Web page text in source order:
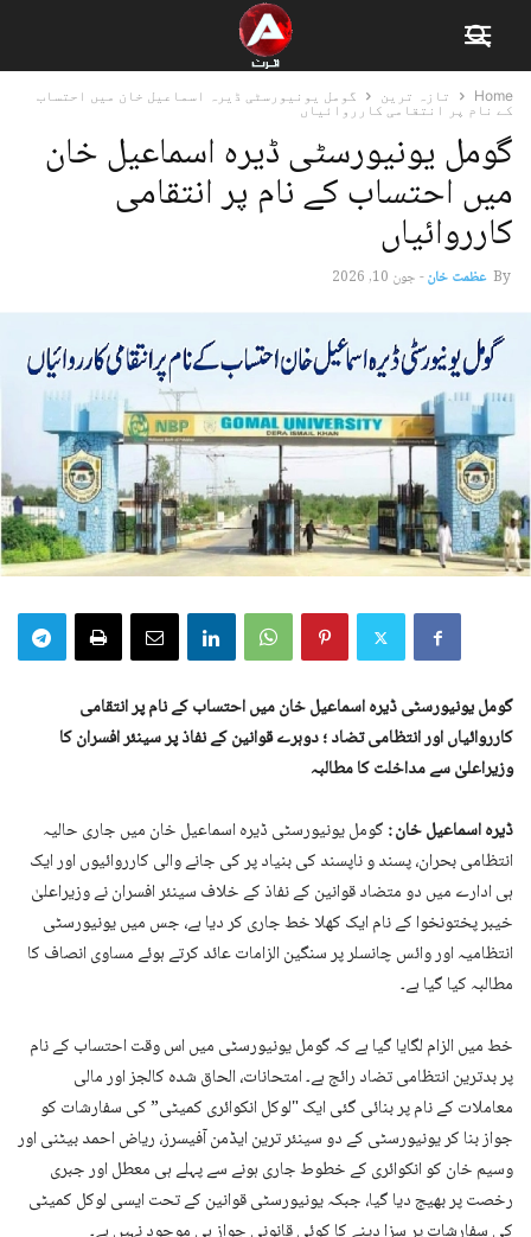
Home تازہ ترین
گومل یونیورسٹی ڈیرہ اسماعیل خان میں احتساب
کے نام پر انتقامی کارروائیاں
گومل یونیورسٹی ڈیرہ اسماعیل خان
میں احتساب کے نام پر انتقامی
کارروائیاں
By عظمت خان-جون 10, 2026
گومل یونیورسٹی ڈیرہ اسماعیل خان میں احتساب کے نام پر انتقامی
کارروائیاں اور انتظامی تضاد ؛ دوہرے قوانین کے نفاذ پر سینئر افسران کا
وزیراعلیٰ سے مداخلت کا مطالبہ
ڈیرہ اسماعیل خان :گومل یونیورسٹی ڈیرہ اسماعیل خان میں جاری حالیہ
انتظامی بحران، پسند و ناپسند کی بنیاد پر کی جانے والی کارروائیوں اور ایک
ہی ادارے میں دو متضاد قوانین کے نفاذ کے خلاف سینئر افسران نے وزیراعلیٰ
خیبر پختونخوا کے نام ایک کھلا خط جاری کر دیا ہے، جس میں یونیورسٹی
انتظامیہ اور وائس چانسلر پر سنگین الزامات عائد کرتے ہوئے مساوی انصاف کا
مطالبہ کیا گیا ہے۔
خط میں الزام لگایا گیا ہے کہ گومل یونیورسٹی میں اس وقت احتساب کے نام
پر بدترین انتظامی تضاد رائج ہے۔ امتحانات، الحاق شدہ کالجز اور مالی
معاملات کے نام پر بنائی گئی ایک "لوکل انکوائری کمیٹی” کی سفارشات کو
جواز بنا کر یونیورسٹی کے دو سینئر ترین ایڈمن آفیسرز، ریاض احمد بیٹنی اور
وسیم خان کو انکوائری کے خطوط جاری ہونے سے پہلے ہی معطل اور جبری
رخصت پر بھیج دیا گیا، جبکہ یونیورسٹی قوانین کے تحت ایسی لوکل کمیٹی